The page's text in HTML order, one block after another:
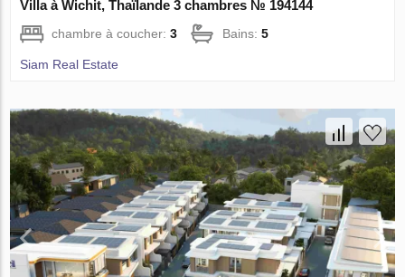
Villa à Wichit, Thaïlande 3 chambres № 194144
chambre à coucher:3 Bains:5
Siam Real Estate